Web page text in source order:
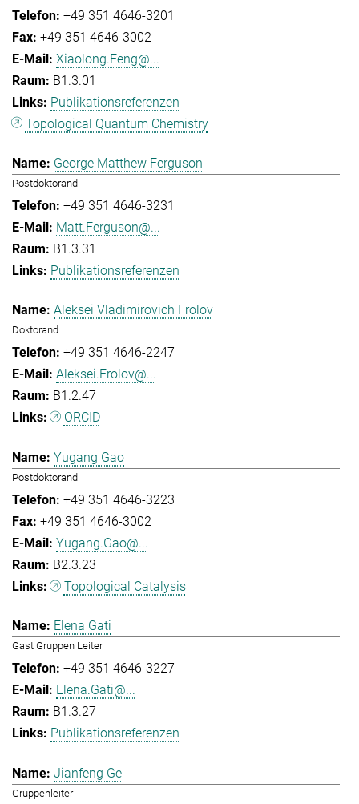
+49 351 4646-3201
+49 351 4646-3002
Xiaolong.Feng@...
B1.3.01
Publikationsreferenzen
Topological Quantum Chemistry
George Matthew Ferguson
Postdoktorand
+49 351 4646-3231
Matt.Ferguson@...
B1.3.31
Publikationsreferenzen
Aleksei Vladimirovich Frolov
Doktorand
+49 351 4646-2247
Aleksei.Frolov@...
B1.2.47
ORCID
Yugang Gao
Postdoktorand
+49 351 4646-3223
+49 351 4646-3002
Yugang.Gao@...
B2.3.23
Topological Catalysis
Elena Gati
Gast Gruppen Leiter
+49 351 4646-3227
Elena.Gati@...
B1.3.27
Publikationsreferenzen
Jianfeng Ge
Gruppenleiter